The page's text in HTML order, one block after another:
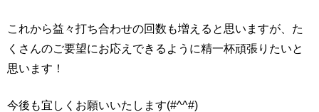
これから益々打ち合わせの回数も増えると思いますが、た
くさんのご要望にお応えできるように精一杯頑張りたいと
思います！
今後も宜しくお願いいたします(#^^#)